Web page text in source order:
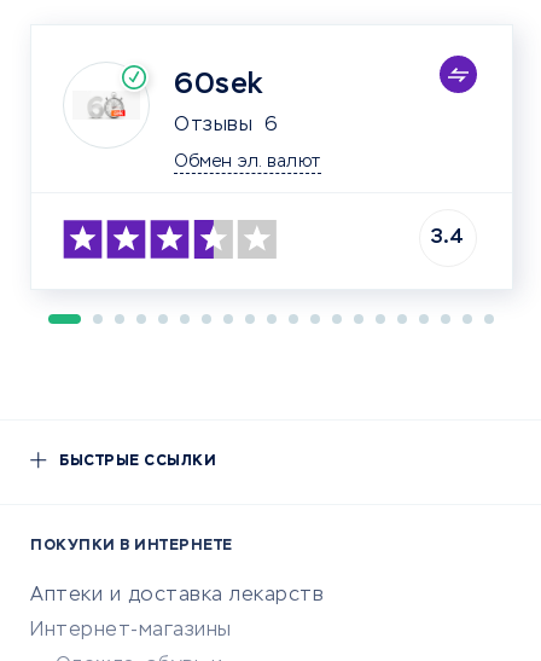
60sek
Отзывы 6
Обмен эл. валют
3.4
БЫСТРЫЕ ССЫЛКИ
ПОКУПКИ В ИНТЕРНЕТЕ
Аптеки и доставка лекарств
Интернет-магазины